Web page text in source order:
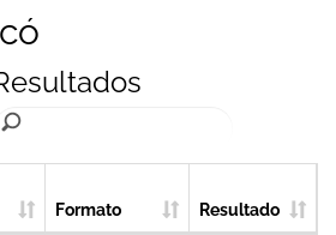
Formato Resultado